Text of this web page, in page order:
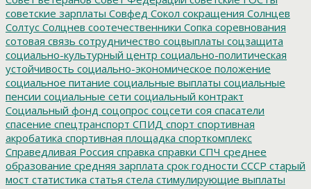
советские зарплаты Совфед Сокол сокращения Солнцев
Солтус Солцнев соотечественники Сопка соревнования
сотовая связь сотрудничество соцвыплаты соцзащита
социально-культурный центр социально-политическая
устойчивость социально-экономическое положение
социальное питание социальные выплаты социальные
пенсии социальные сети социальный контракт
Социальный фонд соцопрос соцсети соя спасатели
спасение спецтранспорт СПИД спорт спортивная
акробатика спортивная площадка спорткомплекс
Справедливая Россия справка справки СПЧ среднее
образование средняя зарплата срок годности СССР старый
мост статистика статья стела стимулирующие выплаты